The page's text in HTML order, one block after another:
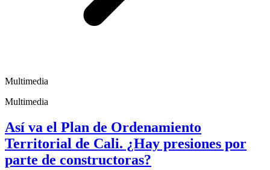
Multimedia
Multimedia
Así va el Plan de Ordenamiento
Territorial de Cali. ¿Hay presiones por
parte de constructoras?